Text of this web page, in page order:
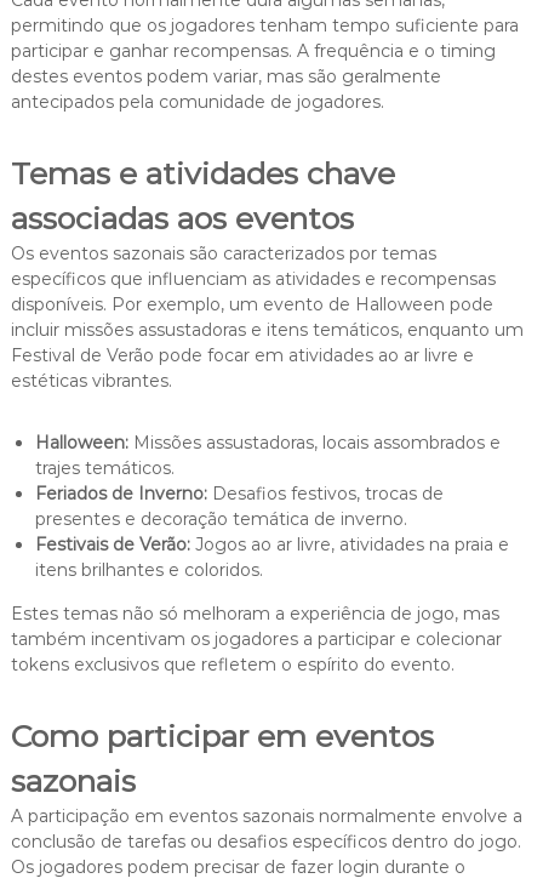
permitindo que os jogadores tenham tempo suficiente para
participar e ganhar recompensas. A frequência e o timing
destes eventos podem variar, mas são geralmente
antecipados pela comunidade de jogadores.
Temas e atividades chave
associadas aos eventos
Os eventos sazonais são caracterizados por temas
específicos que influenciam as atividades e recompensas
disponíveis. Por exemplo, um evento de Halloween pode
incluir missões assustadoras e itens temáticos, enquanto um
Festival de Verão pode focar em atividades ao ar livre e
estéticas vibrantes.
Halloween:Missões assustadoras, locais assombrados e
trajes temáticos.
Feriados de Inverno:Desafios festivos, trocas de
presentes e decoração temática de inverno.
Festivais de Verão:Jogos ao ar livre, atividades na praia e
itens brilhantes e coloridos.
Estes temas não só melhoram a experiência de jogo, mas
também incentivam os jogadores a participar e colecionar
tokens exclusivos que refletem o espírito do evento.
Como participar em eventos
sazonais
A participação em eventos sazonais normalmente envolve a
conclusão de tarefas ou desafios específicos dentro do jogo.
Os jogadores podem precisar de fazer login durante o